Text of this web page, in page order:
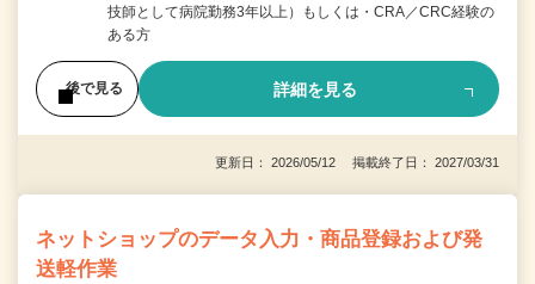
技師として病院勤務3年以上）もしくは・CRA／CRC経験の
ある方
後で見る 詳細を見る
更新日： 2026/05/12 掲載終了日： 2027/03/31
ネットショップのデータ入力・商品登録および発
送軽作業